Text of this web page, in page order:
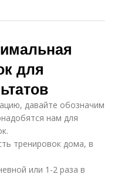
для
давайте обозначим
нам для
тренировок дома, в
или 1-2 раза в